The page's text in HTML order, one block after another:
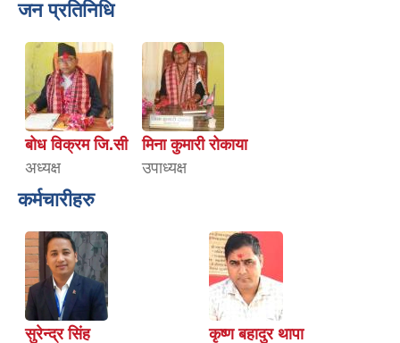
जन प्रतिनिधि
बोध विक्रम जि.सी
अध्यक्ष
मिना कुमारी रोकाया
उपाध्यक्ष
कर्मचारीहरु
सुरेन्द्र सिंह कृष्ण बहादुर थापा